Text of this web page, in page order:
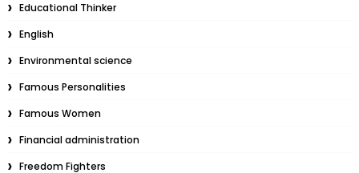
Educational Thinker
English
Environmental science
Famous Personalities
Famous Women
Financial administration
Freedom Fighters